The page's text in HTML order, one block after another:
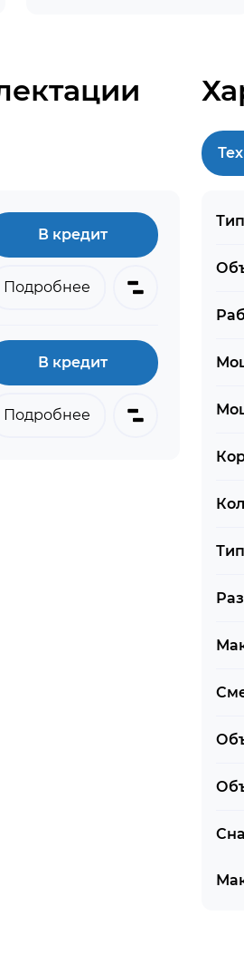
В кредит
Подробнее
В кредит
Подробнее